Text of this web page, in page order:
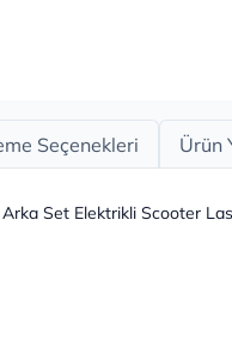
Seçenekleri Ürün
Set Elektrikli Scooter